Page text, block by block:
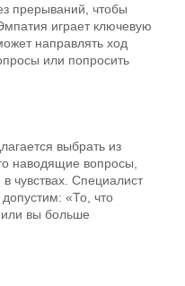
прерываний, чтобы
играет ключевую
направлять ход
или попросить
выбрать из
наводящие вопросы,
чувствах. Специалист
допустим: «То, что
или вы больше